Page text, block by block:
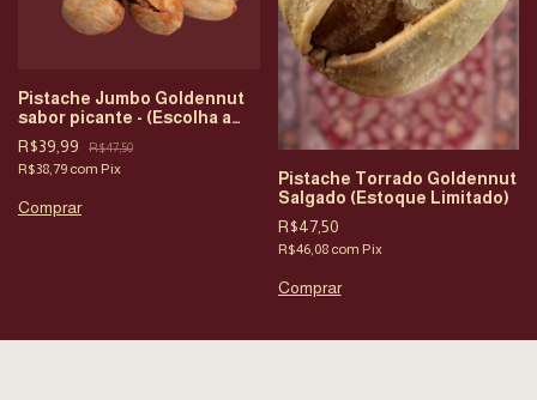
Pistache Jumbo Goldennut
sabor picante - (Escolha a
gramatura)
R$39,99 R$47,50
R$38,79 com Pix
Comprar
Pistache Torrado Goldennut
Salgado (Estoque Limitado)
R$47,50
R$46,08 com Pix
Comprar